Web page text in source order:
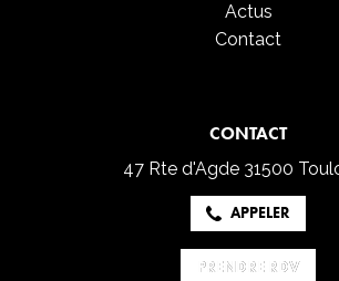
Actus
Contact
CONTACT
47 Rte d'Agde 31500
APPELER
PRENDRE RDV
PRENDRE RDV